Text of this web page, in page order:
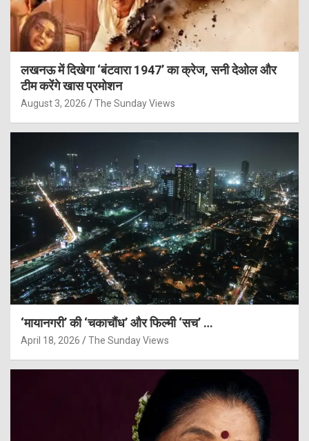
लखनऊ में दिखेगा ‘बंटवारा 1947’ का क्रेज, सनी देओल और
टीम करेंगे खास प्रमोशन
August 3, 2026 The Sunday Views
‘मायानगरी’ की ‘चकाचौंध’ और फिल्मी ‘सच’ …
April 18, 2026 The Sunday Views